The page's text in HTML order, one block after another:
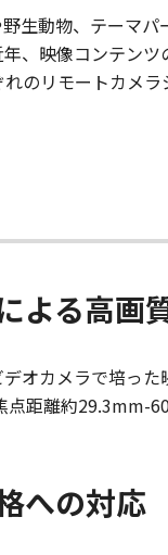
生動物、テーマ
、映像コンテン
のリモートカメ
よる高画
オカメラで培っ
点距離約29.3mm-
への対応